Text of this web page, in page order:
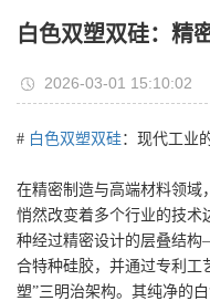
白色双塑双硅：精
2026-03-01 15:10:02
# 白色双塑双硅：现代工业
在精密制造与高端材料领域
悄然改变着多个行业的技术
种经过精密设计的层叠结
合特种硅胶，并通过专利工
塑”三明治架构。其纯净的